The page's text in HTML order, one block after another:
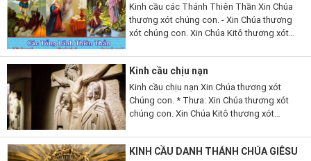
Kinh cầu các Thánh Thiên Thần Xin Chúa
thương xót chúng con. - Xin Chúa thương
xót chúng con. Xin Chúa Kitô thương xót
chúng con. Xin Chúa thương xót chúng
con....
Kinh cầu chịu nạn
Kinh cầu chịu nạn Xin Chúa thương xót
Chúng con. * Thưa: Xin Chúa thương xót
chúng con. Xin Chúa Kitô thương xót
con. Xin Chúa thương xót chúng con. *Xin
Chúa thương xót chúng...
KINH CẦU DANH THÁNH CHÚA GIÊSU